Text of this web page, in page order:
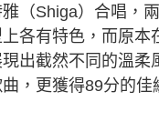
（Shiga）合唱，
各有特色，而原本
出截然不同的溫柔
，更獲得89分的佳